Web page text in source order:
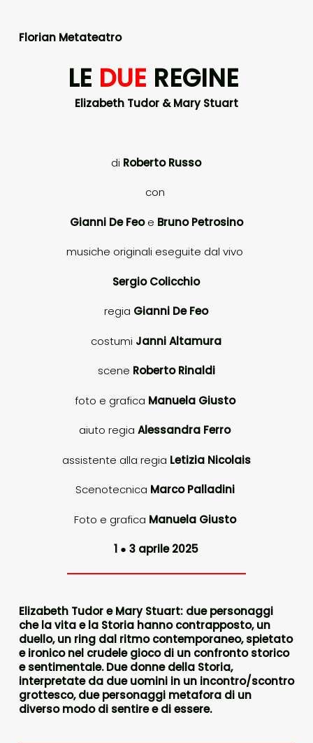
Florian Metateatro
LE DUE REGINE
Elizabeth Tudor & Mary Stuart
di Roberto Russo
con
Gianni De Feoe Bruno Petrosino
musiche originali eseguite dal vivo
Sergio Colicchio
regia Gianni De Feo
costumi Janni Altamura
scene Roberto Rinaldi
foto e grafica Manuela Giusto
aiuto regiaAlessandra Ferro
assistente alla regia Letizia Nicolais
Scenotecnica Marco Palladini
Foto e grafica Manuela Giusto
1 ● 3 aprile 2025
Elizabeth Tudor e Mary Stuart: due personaggi
che la vita e la Storia hanno contrapposto, un
duello, un ring dal ritmo contemporaneo, spietato
e ironico nel crudele gioco di un confronto storico
e sentimentale. Due donne della Storia,
interpretate da due uomini in un incontro/scontro
grottesco, due personaggi metafora di un
diverso modo di sentire e di essere.